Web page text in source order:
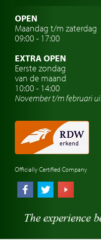
Zweedse oldtimers
Oldtimer verzekering
Oldtimer reizen
Oldtimerwerkplaats
Automerk horloges
Classic cars Nederland
OPEN
Maandag t/m zaterdag
09:00 - 17:00
EXTRA OPEN
Eerste zondag
van de maand
10:00 - 14:00
November t/m februari
Officially Certified Company